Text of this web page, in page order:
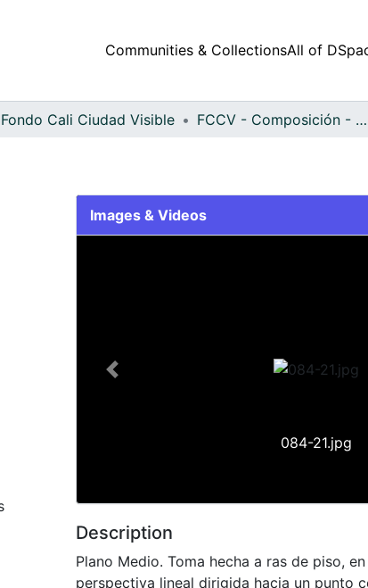
Communities & CollectionsAll of
Fondo Cali Ciudad Visible FCCV - Composición - Patrimonial
Images & Videos
084-21.jpg
Previous
Description
Plano Medio. Toma hecha a ras de piso,
perspectiva lineal dirigida hacia un punto